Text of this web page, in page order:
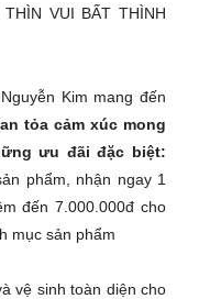
VUI BẤT THÌNH
Kim mang đến
tỏa cảm xúc mong
ưu đãi đặc biệt:
phẩm, nhận ngay 1
đến 7.000.000đ cho
mục sản phẩm
vệ sinh toàn diện cho